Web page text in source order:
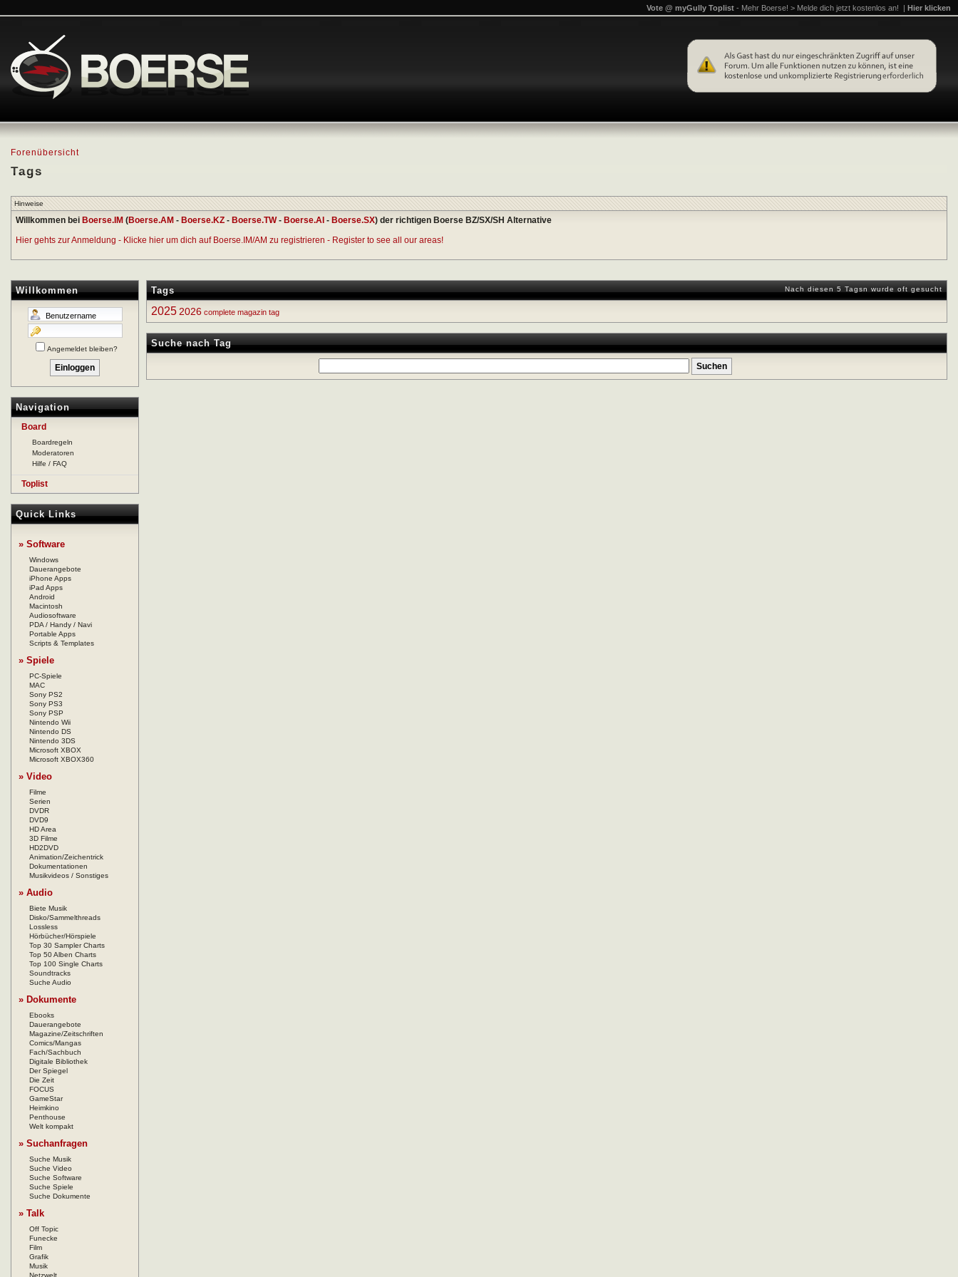
Forenübersicht
Tags
Vote @ myGully Toplist - Mehr Boerse! > Melde dich jetzt kostenlos an! | Hier klicken
Hinweise
Willkommen bei Boerse.IM (Boerse.AM - Boerse.KZ - Boerse.TW- Boerse.AI - Boerse.SX) der richtigen Boerse BZ/SX/SH Alternative
Hier gehts zur Anmeldung - Klicke hier um dich auf Boerse.IM/AM zu registrieren - Register to see all our areas!
Willkommen
Angemeldet bleiben?
Navigation
Board
Boardregeln
Moderatoren
Hilfe / FAQ
Toplist
Quick Links
» Software
Windows
Dauerangebote
iPhone Apps
iPad Apps
Android
Macintosh
Audiosoftware
PDA / Handy / Navi
Portable Apps
Scripts & Templates
» Spiele
PC-Spiele
MAC
Sony PS2
Sony PS3
Sony PSP
Nintendo Wii
Nintendo DS
Nintendo 3DS
Microsoft XBOX
Microsoft XBOX360
» Video
Filme
Serien
DVDR
DVD9
HD Area
3D Filme
HD2DVD
Animation/Zeichentrick
Dokumentationen
Musikvideos / Sonstiges
» Audio
Biete Musik
Disko/Sammelthreads
Lossless
Hörbücher/Hörspiele
Top 30 Sampler Charts
Top 50 Alben Charts
Top 100 Single Charts
Soundtracks
Suche Audio
» Dokumente
Ebooks
Dauerangebote
Magazine/Zeitschriften
Comics/Mangas
Fach/Sachbuch
Digitale Bibliothek
Der Spiegel
Die Zeit
FOCUS
GameStar
Heimkino
Penthouse
Welt kompakt
» Suchanfragen
Suche Musik
Suche Video
Suche Software
Suche Spiele
Suche Dokumente
» Talk
Off Topic
Funecke
Film
Grafik
Musik
Nach diesen 5 Tagsn wurde oft gesucht
Tags
20252026 complete magazin tag
Suche nach Tag